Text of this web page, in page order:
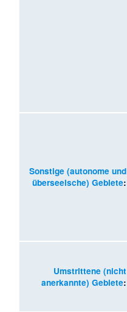
Sonstige (autonome und
überseeische) Gebiete:
Umstrittene (nicht
anerkannte) Gebiete: